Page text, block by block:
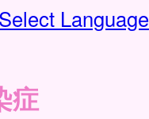
Select Language
症